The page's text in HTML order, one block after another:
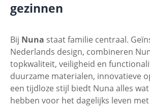
gezinnen
Bij Nuna staat familie centraal.
Nederlands design, combineren
topkwaliteit, veiligheid en
duurzame materialen, innovatieve
een tijdloze stijl biedt Nuna alles
hebben voor het dagelijks leven